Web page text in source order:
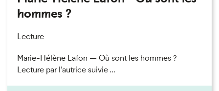
hommes ?
Lecture
Marie-Hélène Lafon — Où sont les hommes ?
Lecture par l’autrice suivie ...